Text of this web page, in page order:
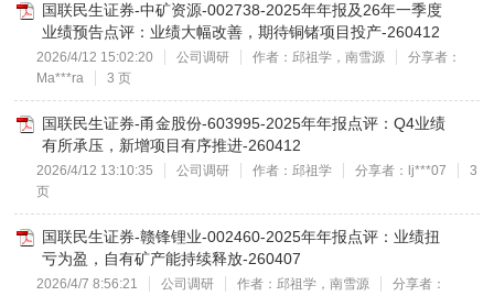
国联民生证券-中矿资源-002738-2025年年报及26年一季度
业绩预告点评：业绩大幅改善，期待铜锗项目投产-260412
2026/4/12 15:02:20 公司调研 作者：邱祖学，南雪源
分享者：
Ma***ra
3 页
国联民生证券-甬金股份-603995-2025年年报点评：Q4业绩
有所承压，新增项目有序推进-260412
2026/4/12 13:10:35 公司调研 作者：邱祖学 分享者：lj***07
3
页
国联民生证券-赣锋锂业-002460-2025年年报点评：业绩扭
亏为盈，自有矿产能持续释放-260407
2026/4/7 8:56:21 公司调研 作者：邱祖学，南雪源
分享者：